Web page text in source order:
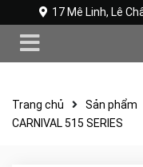
17 Mê Linh, Lê
Trang chủ Sản phẩm
CARNIVAL 515 SERIES